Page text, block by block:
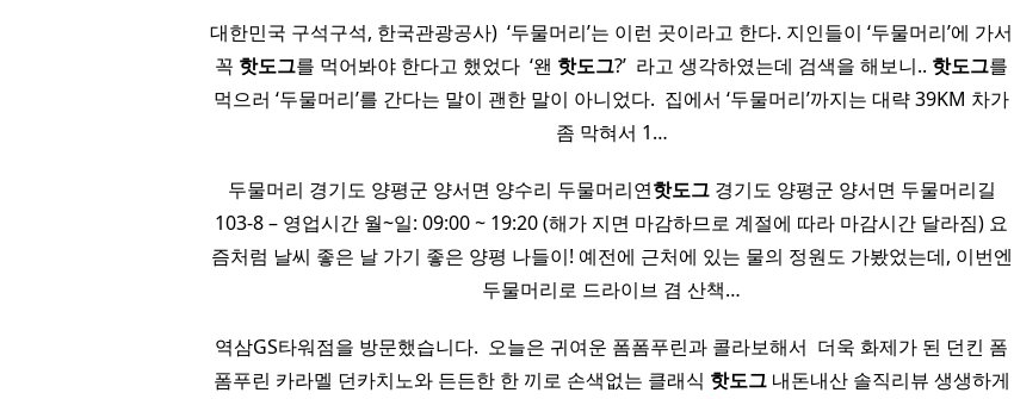
대한민국 구석구석, 한국관광공사) ​ ‘두물머리’는 이런 곳이라고 한다. 지인들이 ‘두물머리’에 가서
꼭 핫도그를 먹어봐야 한다고 했었다 ​ ‘왠 핫도그?’ ​ 라고 생각하였는데 검색을 해보니.. 핫도그를
먹으러 ‘두물머리’를 간다는 말이 괜한 말이 아니었다. ​ 집에서 ‘두물머리’까지는 대략 39KM 차가
좀 막혀서 1…
두물머리 경기도 양평군 양서면 양수리 두물머리연핫도그경기도 양평군 양서면 두물머리길
103-8 – 영업시간 월~일: 09:00 ~ 19:20 (해가 지면 마감하므로 계절에 따라 마감시간 달라짐) 요
즘처럼 날씨 좋은 날 가기 좋은 양평 나들이! 예전에 근처에 있는 물의 정원도 가봤었는데, 이번엔
두물머리로 드라이브 겸 산책…
역삼GS타워점을 방문했습니다. ​ 오늘은 귀여운 폼폼푸린과 콜라보해서 ​ 더욱 화제가 된 던킨 폼
폼푸린 카라멜 던카치노와 든든한 한 끼로 손색없는 클래식 핫도그내돈내산 솔직리뷰 생생하게